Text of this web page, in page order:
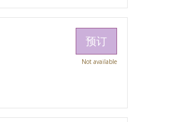
预订
Not available